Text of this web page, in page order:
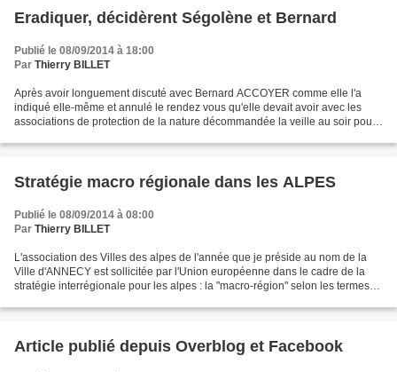
Eradiquer, décidèrent Ségolène et Bernard
Publié le 08/09/2014 à 18:00
Par Thierry BILLET
Après avoir longuement discuté avec Bernard ACCOYER comme elle l'a
indiqué elle-même et annulé le rendez vous qu'elle devait avoir avec les
associations de protection de la nature décommandée la veille au soir pour
Stratégie macro régionale dans les ALPES
Publié le 08/09/2014 à 08:00
Par Thierry BILLET
L'association des Villes des alpes de l'année que je préside au nom de la
Ville d'ANNECY est sollicitée par l'Union européenne dans le cadre de la
stratégie interrégionale pour les alpes : la "macro-région" selon les termes
Article publié depuis Overblog et Facebook